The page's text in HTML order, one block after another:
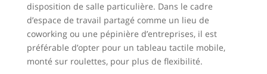
disposition de salle particulière. Dans le cadre
d’espace de travail partagé comme un lieu de
coworking ou une pépinière d’entreprises, il est
préférable d’opter pour un tableau tactile mobile,
monté sur roulettes, pour plus de flexibilité.